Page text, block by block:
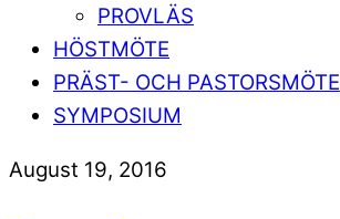
PROVLÄS
HÖSTMÖTE
PRÄST- OCH PASTORSMÖTE
SYMPOSIUM
August 19, 2016